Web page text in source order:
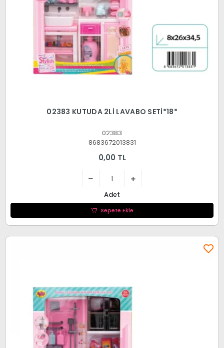
02383 KUTUDA 2Lİ LAVABO SETİ*18*
02383
8683672013831
0,00 TL
Adet
Sepete Ekle